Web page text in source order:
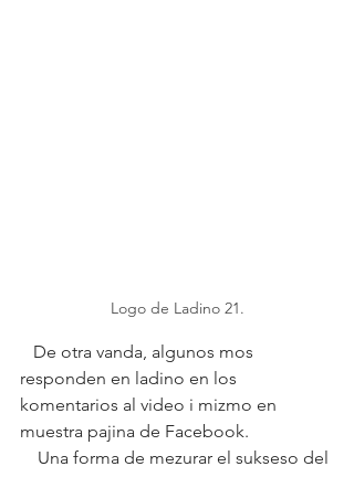
Logo de Ladino 21.
responden en ladino en los
komentarios al video i mizmo en
muestra pajina de Facebook.